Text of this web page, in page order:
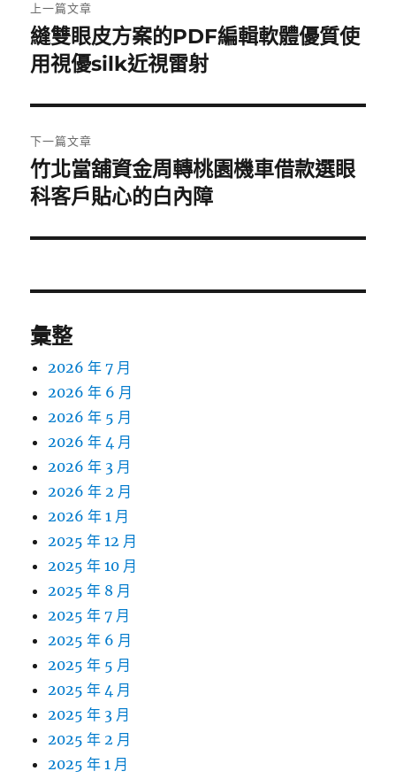
章
導
覽
上一篇文章
上
一
文
章:
縫雙眼皮方案的PDF編輯軟體優質使
用視優silk近視雷射
下一篇文章
下
一
文
竹北當舖資金周轉桃園機車借款選眼
科客戶貼心的白內障
彙整
2026 年 7 月
2026 年 6 月
2026 年 5 月
2026 年 4 月
2026 年 3 月
2026 年 2 月
2026 年 1 月
2025 年 12 月
2025 年 10 月
2025 年 8 月
2025 年 7 月
2025 年 6 月
2025 年 5 月
2025 年 4 月
2025 年 3 月
2025 年 2 月
2025 年 1 月